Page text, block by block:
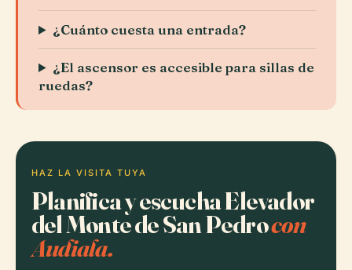
¿Cuánto cuesta una entrada?
¿El ascensor es accesible para sillas de
ruedas?
HAZ LA VISITA TUYA
Planifica y escucha Elevador
del Monte de San Pedrocon
Audiala.